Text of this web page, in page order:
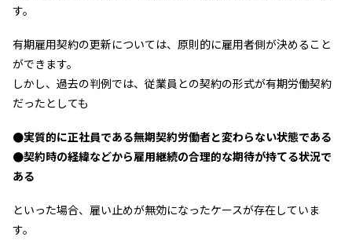
す。
有期雇用契約の更新については、原則的に雇用者側が決めること
ができます。
しかし、過去の判例では、従業員との契約の形式が有期労働契約
だったとしても
●実質的に正社員である無期契約労働者と変わらない状態である
●契約時の経緯などから雇用継続の合理的な期待が持てる状況で
ある
といった場合、雇い止めが無効になったケースが存在していま
す。